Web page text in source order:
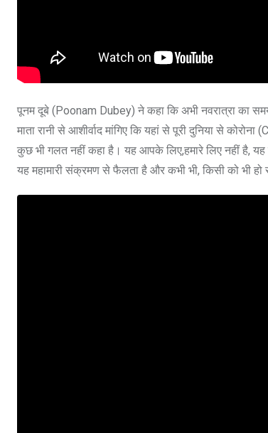
पूनम दूबे (Poonam Dubey) ने कहा कि अभी नवरात्रा का
माता रानी से आशीर्वाद मांगिए कि यहां से पूरी दुनिया से
कुछ भी गलत नहीं कहा है। यह आपके लिए,हमारे लिए नहीं है,
यह महामारी संक्रमण से फैलता है और कभी भी, किसी को भी